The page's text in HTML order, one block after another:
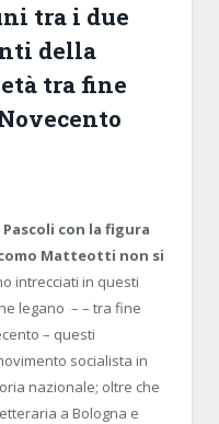
tra i due
della
tra fine
Pascoli con la figura
Matteotti non si
intrecciati in questi
legano – – tra fine
– questi
socialista in
nazionale; oltre che
a Bologna e